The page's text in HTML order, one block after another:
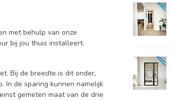
met behulp van onze
bij jou thuis installeert.
Bij de breedte is dit onder,
In de sparing kunnen namelijk
gemeten maat van de drie